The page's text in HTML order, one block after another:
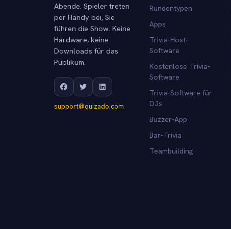
Abende. Spieler treten
per Handy bei, Sie
führen die Show. Keine
Hardware, keine
Downloads für das
Publikum.
support@quizado.com
Rundentypen
Apps
Trivia-Host-
Software
Kostenlose Trivia-
Software
Trivia-Software für
DJs
Buzzer-App
Bar-Trivia
Teambuilding